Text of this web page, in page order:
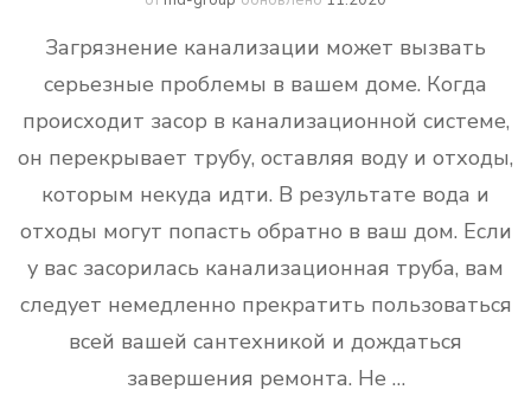
Загрязнение канализации может вызвать
серьезные проблемы в вашем доме. Когда
происходит засор в канализационной системе,
он перекрывает трубу, оставляя воду и отходы,
которым некуда идти. В результате вода и
отходы могут попасть обратно в ваш дом. Если
у вас засорилась канализационная труба, вам
следует немедленно прекратить пользоваться
всей вашей сантехникой и дождаться
завершения ремонта. Не …